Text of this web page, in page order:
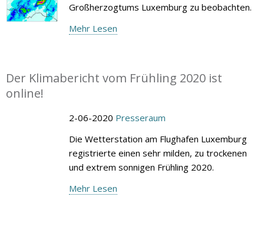
Großherzogtums Luxemburg zu beobachten.
Mehr Lesen
Der Klimabericht vom Frühling 2020 ist
online!
2-06-2020 Presseraum
Die Wetterstation am Flughafen Luxemburg
registrierte einen sehr milden, zu trockenen
und extrem sonnigen Frühling 2020.
Mehr Lesen